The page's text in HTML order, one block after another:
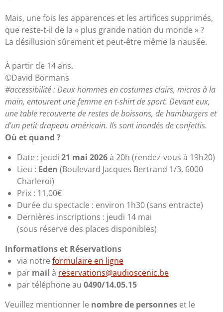
Mais, une fois les apparences et les artifices supprimés,
que reste-t-il de la « plus grande nation du monde » ?
La désillusion sûrement et peut-être même la nausée.
À partir de 14 ans.
©David Bormans
#accessibilité : Deux hommes en costumes clairs, micros à la
main, entourent une femme en t-shirt de sport. Devant eux,
une table recouverte de restes de boissons, de hamburgers et
d’un petit drapeau américain. Ils sont inondés de confettis.
Où et quand ?
Date : jeudi 21 mai 2026à 20h (rendez-vous à 19h20)
Lieu : Eden (Boulevard Jacques Bertrand 1/3, 6000
Charleroi)
Prix : 11,00€
Durée du spectacle : environ 1h30 (sans entracte)
Dernières inscriptions : jeudi 14 mai
(sous réserve des places disponibles)
Informations et Réservations
via notre formulaire en ligne
par mail à reservations@audioscenic.be
par téléphone au 0490/14.05.15
Veuillez mentionner le nombre de personnes et le